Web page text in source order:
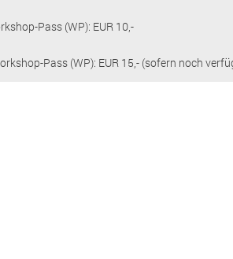
Pass (WP): EUR 10,-
Pass (WP): EUR 15,- (sofern noch